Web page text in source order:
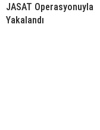
JASAT Operasyonuyla
Yakalandı